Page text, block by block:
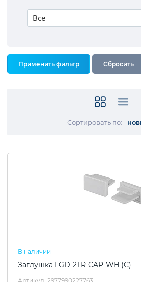
Все
Сортировать по:
В наличии
Заглушка LGD-2TR-CAP-WH (C)
Артикул: 2977990227763